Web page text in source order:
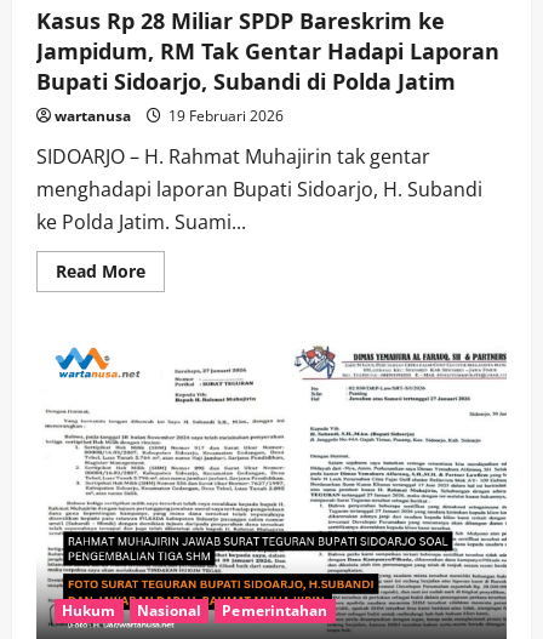
Kasus Rp 28 Miliar SPDP Bareskrim ke
Jampidum, RM Tak Gentar Hadapi Laporan
Bupati Sidoarjo, Subandi di Polda Jatim
wartanusa 19 Februari 2026
SIDOARJO – H. Rahmat Muhajirin tak gentar
menghadapi laporan Bupati Sidoarjo, H. Subandi
ke Polda Jatim. Suami...
Read MoreRead
more
Miliar
SPDP
Bareskrim
ke
Jampidum,
RM
Tak
Gentar
Hadapi
Laporan
Bupati
Sidoarjo,
Subandi
di
Polda
Jatim
Hukum Nasional Pemerintahan